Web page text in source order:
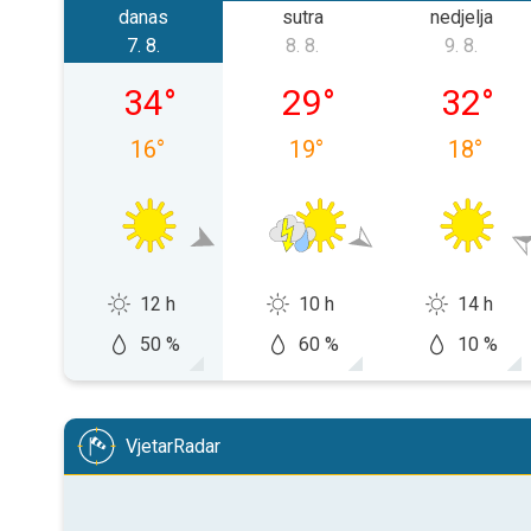
danas
petak, 07. 08.
7. 8.
34°
16°
12 h
50 %
sutra
subota, 08. 08.
8. 8.
29°
19°
10 h
60 %
nedjelja
nedjelja,
9. 8.
32°
18°
14 h
10 %
VjetarRadar